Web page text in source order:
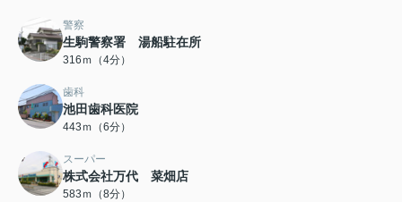
警察
生駒警察署 湯船駐在所
316ｍ（4分）
歯科
池田歯科医院
443ｍ（6分）
スーパー
株式会社万代 菜畑店
583ｍ（8分）